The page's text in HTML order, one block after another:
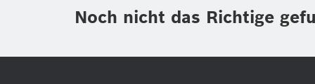
Noch nicht das Richtige